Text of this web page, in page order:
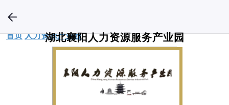
湖北襄阳人力资源服务产业园
首页 人力资源产业园